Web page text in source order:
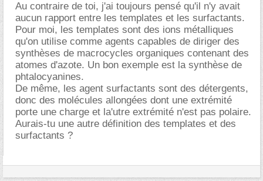
Au contraire de toi, j'ai toujours pensé qu'il n'y avait
aucun rapport entre les templates et les surfactants.
Pour moi, les templates sont des ions métalliques
qu'on utilise comme agents capables de diriger des
synthèses de macrocycles organiques contenant des
atomes d'azote. Un bon exemple est la synthèse de
phtalocyanines.
De même, les agent surfactants sont des détergents,
donc des molécules allongées dont une extrémité
porte une charge et la'utre extrémité n'est pas polaire.
Aurais-tu une autre définition des templates et des
surfactants ?